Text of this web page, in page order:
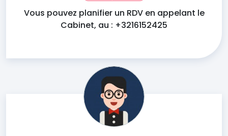
Vous pouvez planifier un RDV en appelant le
Cabinet, au : +3216152425